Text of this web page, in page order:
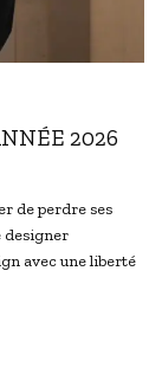
2026
de perdre ses
designer
avec une liberté